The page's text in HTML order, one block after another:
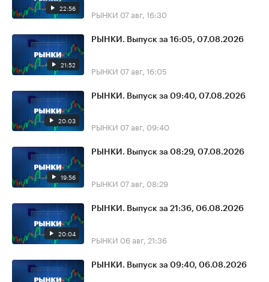
22:56 РЫНКИ 07 авг, 16:30
21:52
РЫНКИ. Выпуск за 16:05, 07.08.2026
РЫНКИ 07 авг, 16:05
20:03
РЫНКИ. Выпуск за 09:40, 07.08.2026
РЫНКИ 07 авг, 09:40
19:56
РЫНКИ. Выпуск за 08:29, 07.08.2026
РЫНКИ 07 авг, 08:29
20:04
РЫНКИ. Выпуск за 21:36, 06.08.2026
РЫНКИ 06 авг, 21:36
РЫНКИ. Выпуск за 09:40, 06.08.2026